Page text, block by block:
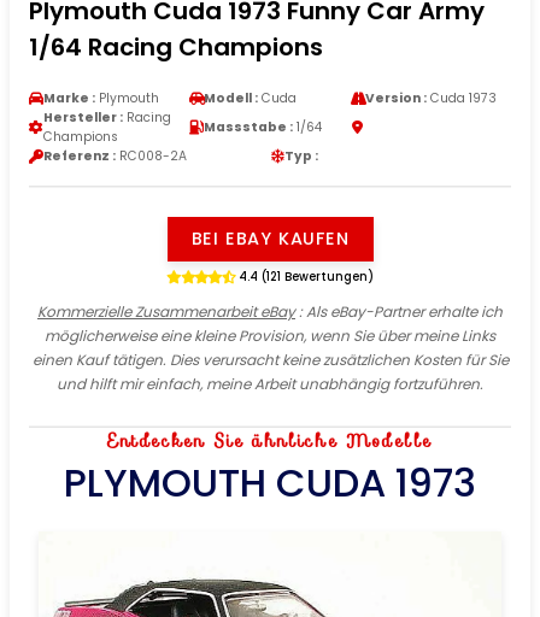
Plymouth Cuda 1973 Funny Car Army
1/64 Racing Champions
Marke : Plymouth Modell : Cuda Version :Cuda 1973
Hersteller : Racing
Champions
Massstabe : 1/64
Referenz : RC008-2A Typ :
BEI EBAY KAUFEN
4.4 (121 Bewertungen)
Kommerzielle Zusammenarbeit eBay: Als eBay-Partner erhalte ich
möglicherweise eine kleine Provision, wenn Sie über meine Links
einen Kauf tätigen. Dies verursacht keine zusätzlichen Kosten für Sie
und hilft mir einfach, meine Arbeit unabhängig fortzuführen.
Entdecken Sie ähnliche Modelle
PLYMOUTH CUDA 1973